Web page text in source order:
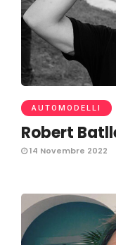
AUTOMODELLI
Robert
14 Novembre 2022